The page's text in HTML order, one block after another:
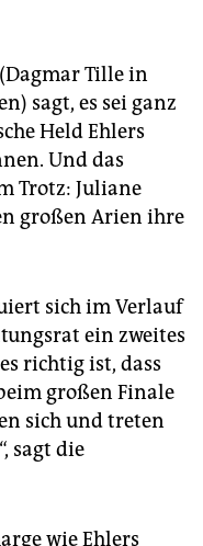
Tille in
sagt, es sei ganz
Held Ehlers
Und das
Trotz: Juliane
großen Arien ihre
sich im Verlauf
ein zweites
richtig ist, dass
großen Finale
sich und treten
sagt die
wie Ehlers